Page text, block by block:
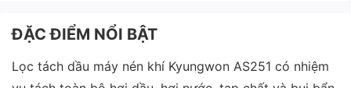
ĐẶC ĐIỂM NỔI BẬT
Lọc tách dầu máy nén khí Kyungwon AS251 có nhiệm